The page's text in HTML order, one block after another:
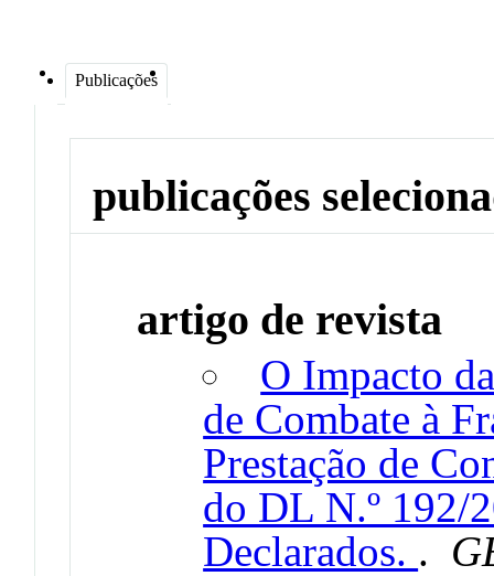
Publicações
publicações
artigo de revista
O Impacto
de Combate à
Prestação de
do DL N.º 192/
Declarados. .